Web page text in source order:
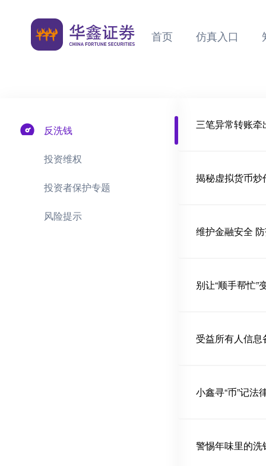
首页 仿真入口
反洗钱
投资维权
投资者保护专题
风险提示
三笔异常转账牵
揭秘虚拟货币
维护金融安全
别让“顺手帮忙”
受益所有人信
小鑫寻“币”记法
警惕年味里的洗